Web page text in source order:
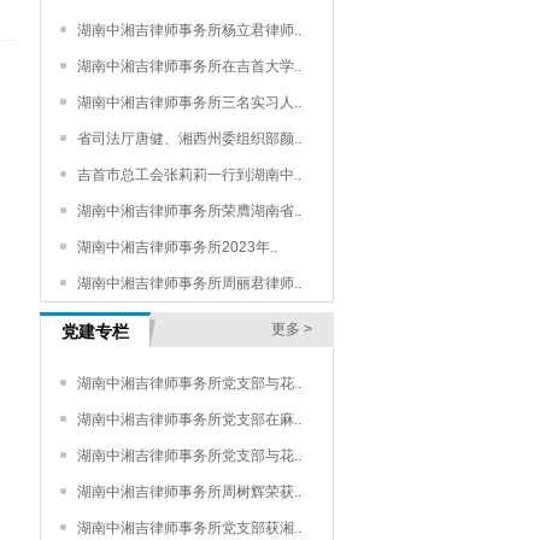
湖南中湘吉律师事务所杨立君律师..
湖南中湘吉律师事务所在吉首大学..
湖南中湘吉律师事务所三名实习人..
省司法厅唐健、湘西州委组织部颜..
吉首市总工会张莉莉一行到湖南中..
湖南中湘吉律师事务所荣膺湖南省..
湖南中湘吉律师事务所2023年..
湖南中湘吉律师事务所周丽君律师..
党建专栏 更多 >
湖南中湘吉律师事务所党支部与花..
湖南中湘吉律师事务所党支部在麻..
湖南中湘吉律师事务所党支部与花..
湖南中湘吉律师事务所周树辉荣获..
湖南中湘吉律师事务所党支部获湘..